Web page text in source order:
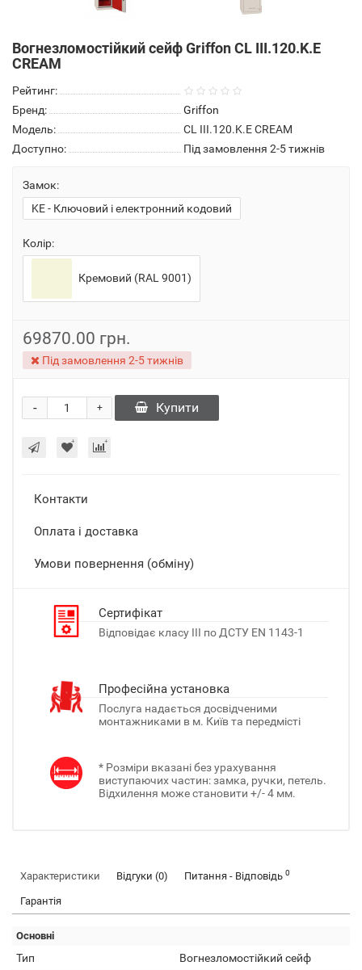
Вогнезломостійкий сейф Griffon CL III.120.K.E
CREAM
Рейтинг:
Бренд:
Griffon
Модель:
CL III.120.K.E CREAM
Доступно:
Під замовлення 2-5 тижнів
Замок:
KE - Ключовий і електронний кодовий
Колір:
Кремовий (RAL 9001)
69870.00 грн.
Під замовлення 2-5 тижнів
+
- Купити
Контакти
Оплата і доставка
Умови повернення (обміну)
Сертифікат
Відповідає класу III по ДСТУ EN 1143-1
Професійна установка
Послуга надається досвідченими
монтажниками в м. Київ та передмісті
* Розміри вказані без урахування
виступаючих частин: замка, ручки, петель.
Відхилення може становити +/- 4 мм.
Характеристики Відгуки (0) Питання - Відповідь 0
Гарантія
Основні
Тип
Вогнезломостійкий сейф